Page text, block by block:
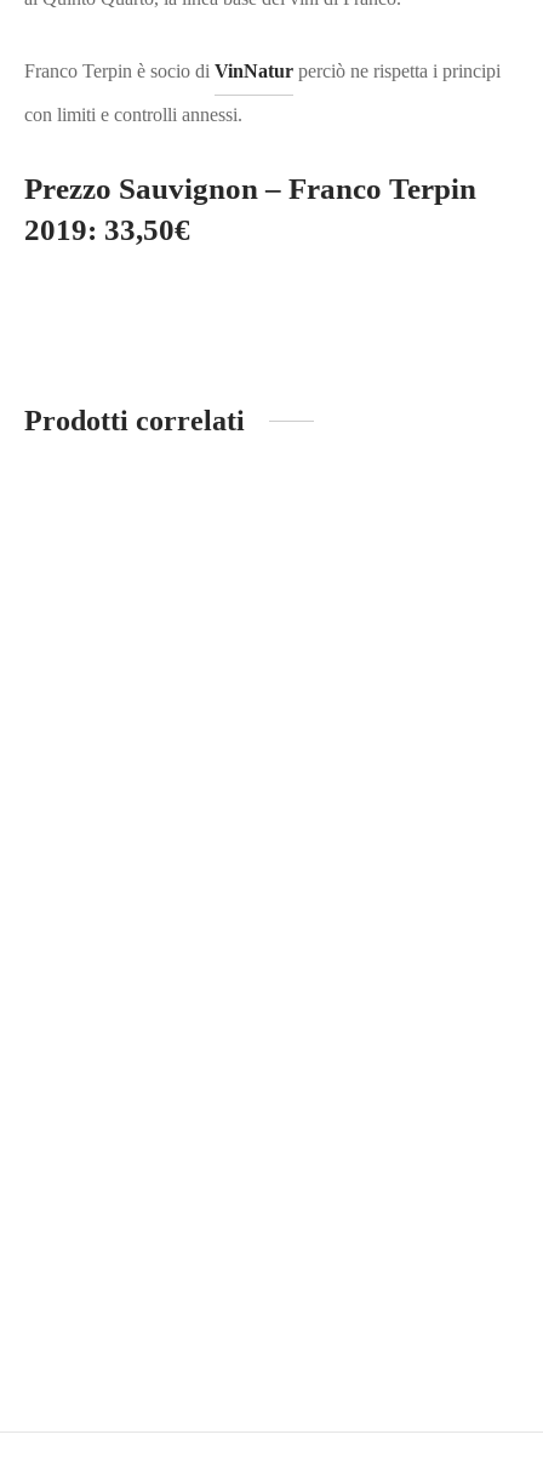
Franco Terpin è socio di VinNatur perciò ne rispetta i principi
con limiti e controlli annessi.
Prezzo Sauvignon – Franco Terpin
2019: 33,50€
Prodotti correlati